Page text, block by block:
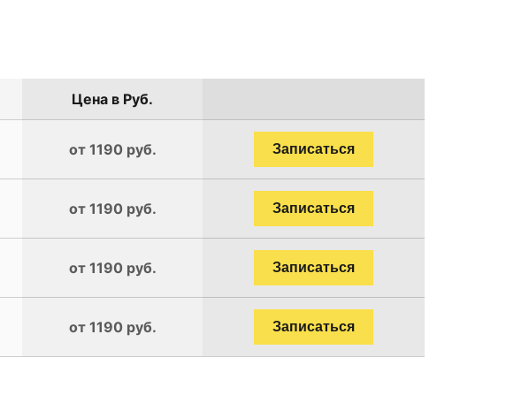
Цена в Руб.
от 1190 руб. Записаться
от 1190 руб. Записаться
от 1190 руб. Записаться
от 1190 руб. Записаться